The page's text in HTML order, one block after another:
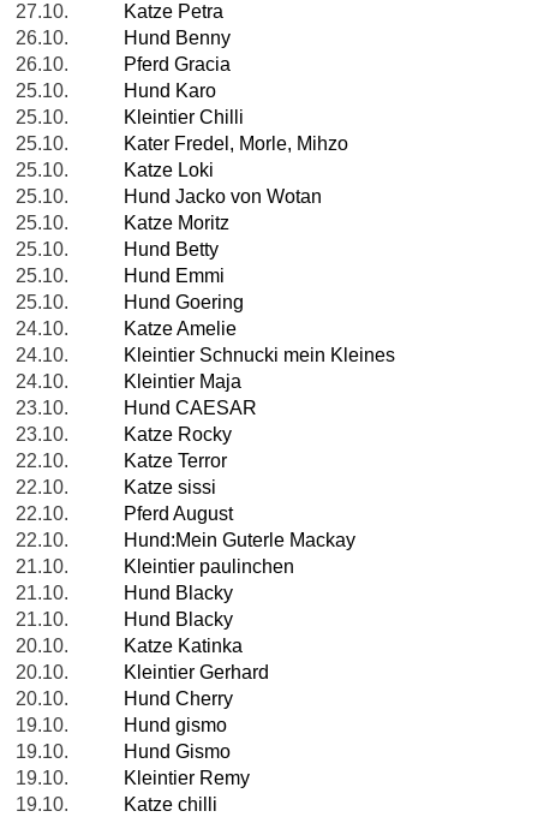
27.10.
Katze Petra
26.10.
Hund Benny
26.10.
Pferd Gracia
25.10.
Hund Karo
25.10.
Kleintier Chilli
25.10.
Kater Fredel, Morle, Mihzo
25.10.
Katze Loki
25.10.
Hund Jacko von Wotan
25.10.
Katze Moritz
25.10.
Hund Betty
25.10.
Hund Emmi
25.10.
Hund Goering
24.10.
Katze Amelie
24.10.
Kleintier Schnucki mein Kleines
24.10.
Kleintier Maja
23.10.
Hund CAESAR
23.10.
Katze Rocky
22.10.
Katze Terror
22.10.
Katze sissi
22.10.
Pferd August
22.10.
Hund:Mein Guterle Mackay
21.10.
Kleintier paulinchen
21.10.
Hund Blacky
21.10.
Hund Blacky
20.10.
Katze Katinka
20.10.
Kleintier Gerhard
20.10.
Hund Cherry
19.10.
Hund gismo
19.10.
Hund Gismo
19.10.
Kleintier Remy
19.10.
Katze chilli